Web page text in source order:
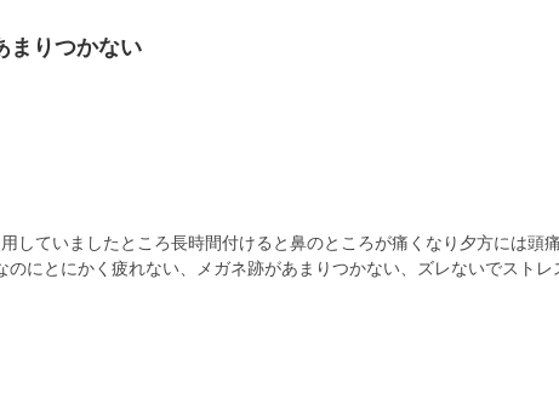
まりつかない
していましたところ長時間付けると鼻のところが痛くなり夕方には頭
にとにかく疲れない、メガネ跡があまりつかない、ズレないでストレ